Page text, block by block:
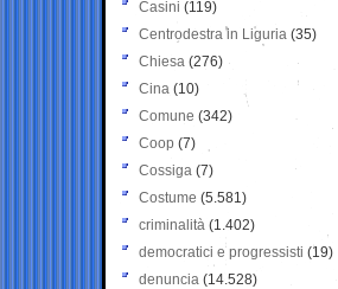
Casini (119)
Centrodestra in Liguria (35)
Chiesa (276)
Cina (10)
Comune (342)
Coop (7)
Cossiga (7)
Costume (5.581)
criminalità (1.402)
democratici e progressisti (19)
denuncia (14.528)